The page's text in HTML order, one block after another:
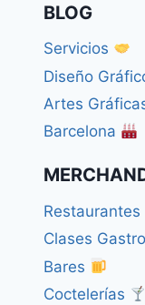
BLOG
Servicios
Diseño
Artes
Barcelona
Restaurantes
Clases
Bares
Coctelerías